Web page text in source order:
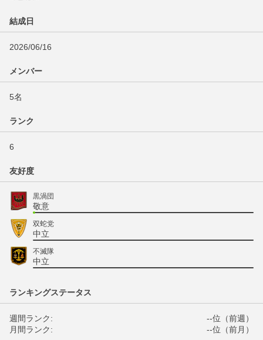
結成日
2026/06/16
メンバー
5名
ランク
6
友好度
黒渦団
敬意
双蛇党
中立
不滅隊
中立
ランキングステータス
週間ランク:
--位（前週）
月間ランク:
--位（前月）